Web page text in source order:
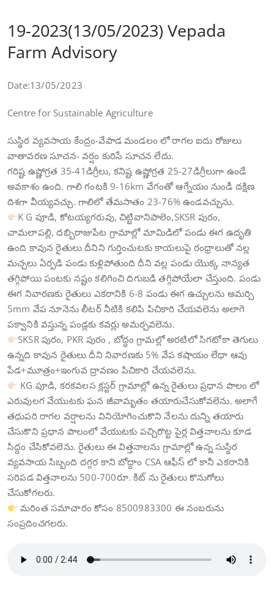
19-2023(13/05/2023) Vepada
Farm Advisory
Date:13/05/2023
Centre for Sustainable Agriculture
సుస్థిర వ్యవసాయ కేంద్రం-వేపాడ మండలం లో రాగల ఐదు రోజులు
వాతావరణ సూచన- వర్షం కురిసే సూచన లేదు.
గరిష్ట ఉష్ణోగ్రత 35-41డిగ్రీలు, కనిష్ట ఉష్ణోగ్రత 25-27డిగ్రీలుగా ఉండే
అవకాశం ఉంది. గాలి గంటకి 9-16km వేగంతో ఆగ్నేయం నుండీ దక్షిణ
దిశగా వీయ్యవచ్చు. గాలిలో తేమసాతం 23-76% ఉండవచ్చును.
K G పూడి, కోటయ్యగరువు, చిట్టివానిపాలెం,SKSR పురం,
చామలాపల్లి, దబ్బిరాజుపేట గ్రామాల్లో మామిడిలో పండు ఈగ ఉదృతి
ఉంది కావున రైతులు దీనిని గుర్తించుటకు కాయలుపై రంధ్రాలుతో నల్ల
మచ్చలు ఏర్పడి పండు కుళ్లిపోతుంది దీని వల్ల పండు యొక్క నాన్యత
తగ్గిపోయి పంటకు నష్టం కలిగించి దిగుబడి తగ్గిపోయేలా చేస్తుంది. పండు
ఈగ నివారణకు రైతులు ఎకరానికి 6-8 పండు ఈగ ఉచ్చులను అమర్చి
5mm వేప నూనెను లీటర్ నీటికి కలిపి పిచికారి చేయవలెను అలాగె
పక్వానికి వస్తున్న పండ్లకు కవర్లు అమర్చవలెను.
SKSR పురం, PKR పురం , బోద్ధం గ్రామల్లో అరటిలో సిగటోకా తెగులు
ఉన్నది కావున రైతులు దీని నివారణకు 5% వేప కషాయం లేధా ఆవు
పేడ+మూత్రం+ఇంగువ ద్రావణం పిచికారి చేయవలెను.
KG పూడి, కరకవలస క్లస్టర్ గ్రామాల్లో ఉన్న రైతులు ప్రధాన పొలం లో
ఎరువులగ వేయుటకు ఘన జీవామృతం తయారుచేసుకోవలెను. అలాగే
తధుపరి రాగల వర్షాలను వినియోగించుకొని నేలను దున్ని తయారు
చేసుకొని ప్రధాన పొలంలో వేయుటకు పచ్చిరొట్ట పైర్ల విత్తనాలను కూడ
సిద్దం చేసికోవలెను. రైతులు ఈ విత్తనాలను గ్రామాల్లో ఉన్న సుస్థిర
వ్యవసాయ సిబ్బంది దగ్గర కాని బోద్దాం CSA ఆఫీస్ లో కానీ ఎకరానికి
సరిపడ విత్తనాలను 500-700రూ. కిట్ ను రైతులు కొనుగోలు
చేసుకోగలరు.
మరింత సమాచారం కోసం 8500983300 ఈ నంబరును
సంప్రదించగలరు.